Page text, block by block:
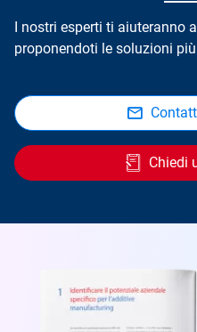
I nostri esperti ti aiuteranno
proponendoti le soluzioni
Chiedi